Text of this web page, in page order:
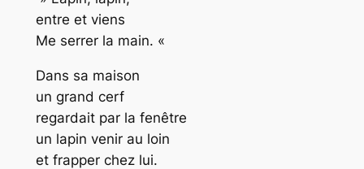
entre et viens
Me serrer la main. «
Dans sa maison
un grand cerf
regardait par la fenêtre
un lapin venir au loin
et frapper chez lui.